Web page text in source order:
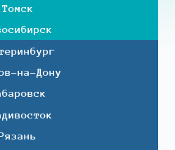
Томск
на-Дону